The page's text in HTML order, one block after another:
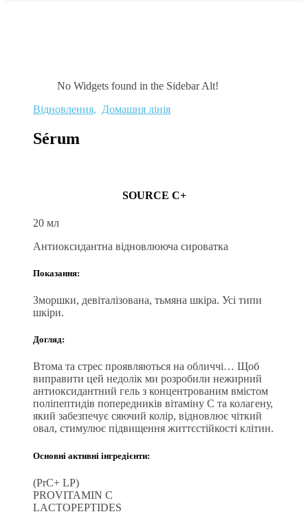
No Widgets found in the Sidebar Alt!
Відновлення, Домашня лінія
Sérum
SOURCE C+
20 мл
Антиоксидантна відновлююча сироватка
Показання:
Зморшки, девіталізована, тьмяна шкіра. Усі типи
шкіри.
Догляд:
Втома та стрес проявляються на обличчі… Щоб
виправити цей недолік ми розробили нежирний
антиоксидантний гель з концентрованим вмістом
поліпептидів попередників вітаміну С та колагену,
який забезпечує сяючий колір, відновлює чіткий
овал, стимулює підвищення життєстійкості клітин.
Основні активні інгредієнти:
(PrC+ LP)
PROVITAMIN C
LACTOPEPTIDES